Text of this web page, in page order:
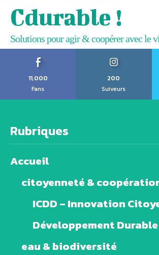
Cdurable !
Solutions pour agir & coopérer avec le
11,000
Fans
200
Suiveurs
Rubriques
Accueil
citoyenneté &
ICDD – Innovation
Développement Durable
eau & biodiversité